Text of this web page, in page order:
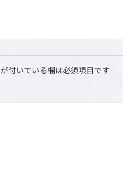
が付いている欄は必須項目です